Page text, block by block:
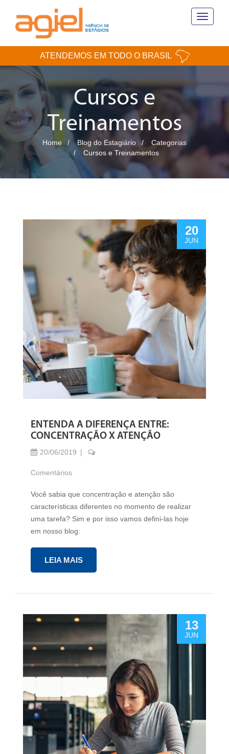
Toggle
ATENDEMOS EM TODO O BRASIL
Cursos e
Treinamentos
Home Blog do Estagiário
Categorias
Cursos e Treinamentos
20
JUN
ENTENDA A DIFERENÇA ENTRE:
CONCENTRAÇÃO X ATENÇÃO
20/06/2019
Comentários
Você sabia que concentração e atenção são
características diferentes no momento de realizar
uma tarefa? Sim e por isso vamos defini-las hoje
em nosso blog:
LEIA MAIS
13
JUN